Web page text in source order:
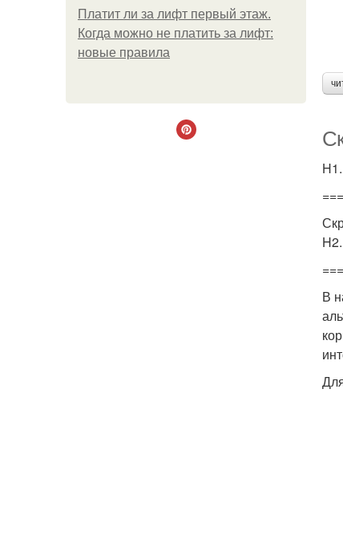
Платит ли за лифт первый этаж.
Когда можно не платить за лифт:
новые правила
В